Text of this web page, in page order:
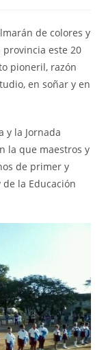
de colores y
este 20
pioneril, razón
en soñar y en
y la Jornada
la que maestros y
de primer y
la Educación